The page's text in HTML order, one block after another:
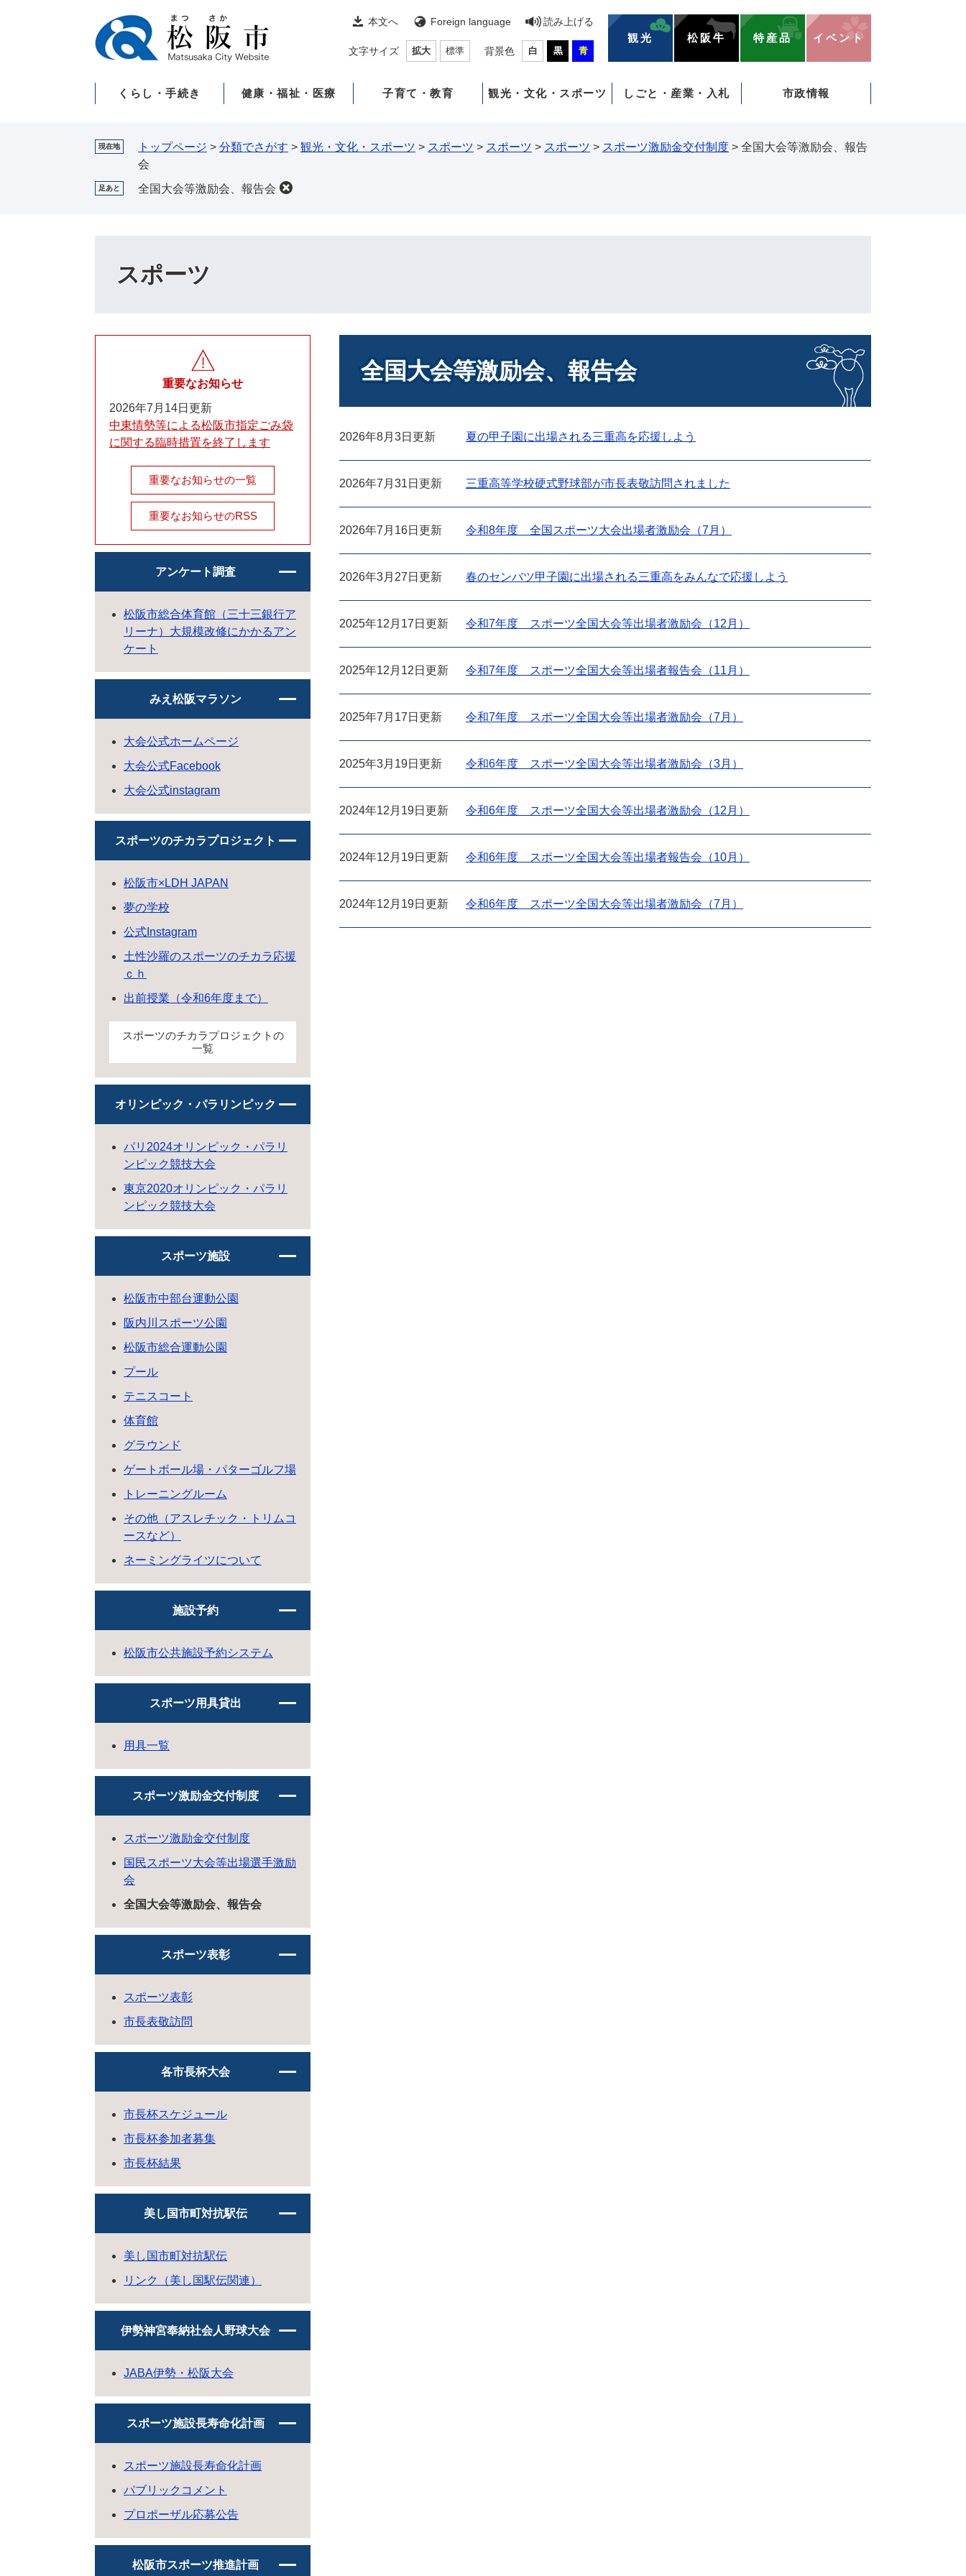
本文へ Foreign language 読み上げる
文字サイズ 拡大 標準 背景色 白 黒 青
観光 松阪牛 特産品 イベント
くらし・手続き 健康・福祉・医療 子育て・教育 観光・文化・スポーツ しごと・産業・入札 市政情報
現在地 トップページ > 分類でさがす > 観光・文化・スポーツ > スポーツ > スポーツ > スポーツ > スポーツ激励金交付制度 > 全国大会等激励会、報告
会
足あと 全国大会等激励会、報告会
スポーツ
全国大会等激励会、報告会
2026年8月3日更新 夏の甲子園に出場される三重高を応援しよう
2026年7月31日更新 三重高等学校硬式野球部が市長表敬訪問されました
2026年7月16日更新 令和8年度 全国スポーツ大会出場者激励会（7月）
2026年3月27日更新 春のセンバツ甲子園に出場される三重高をみんなで応援しよう
2025年12月17日更新 令和7年度 スポーツ全国大会等出場者激励会（12月）
2025年12月12日更新 令和7年度 スポーツ全国大会等出場者報告会（11月）
2025年7月17日更新 令和7年度 スポーツ全国大会等出場者激励会（7月）
2025年3月19日更新 令和6年度 スポーツ全国大会等出場者激励会（3月）
2024年12月19日更新 令和6年度 スポーツ全国大会等出場者激励会（12月）
2024年12月19日更新 令和6年度 スポーツ全国大会等出場者報告会（10月）
2024年12月19日更新 令和6年度 スポーツ全国大会等出場者激励会（7月）
重要なお知らせ
2026年7月14日更新
中東情勢等による松阪市指定ごみ袋
に関する臨時措置を終了します
重要なお知らせの一覧
重要なお知らせのRSS
アンケート調査
松阪市総合体育館（三十三銀行ア
リーナ）大規模改修にかかるアン
ケート
みえ松阪マラソン
大会公式ホームページ
大会公式Facebook
大会公式instagram
スポーツのチカラプロジェクト
松阪市×LDH JAPAN
夢の学校
公式Instagram
土性沙羅のスポーツのチカラ応援
ｃｈ
出前授業（令和6年度まで）
スポーツのチカラプロジェクトの
一覧
オリンピック・パラリンピック
パリ2024オリンピック・パラリ
ンピック競技大会
東京2020オリンピック・パラリ
ンピック競技大会
スポーツ施設
松阪市中部台運動公園
阪内川スポーツ公園
松阪市総合運動公園
プール
テニスコート
体育館
グラウンド
ゲートボール場・パターゴルフ場
トレーニングルーム
その他（アスレチック・トリムコ
ースなど）
ネーミングライツについて
施設予約
松阪市公共施設予約システム
スポーツ用具貸出
用具一覧
スポーツ激励金交付制度
スポーツ激励金交付制度
国民スポーツ大会等出場選手激励
会
全国大会等激励会、報告会
スポーツ表彰
スポーツ表彰
市長表敬訪問
各市長杯大会
市長杯スケジュール
市長杯参加者募集
市長杯結果
美し国市町対抗駅伝
美し国市町対抗駅伝
リンク（美し国駅伝関連）
伊勢神宮奉納社会人野球大会
JABA伊勢・松阪大会
スポーツ施設長寿命化計画
スポーツ施設長寿命化計画
パブリックコメント
プロポーザル応募公告
松阪市スポーツ推進計画